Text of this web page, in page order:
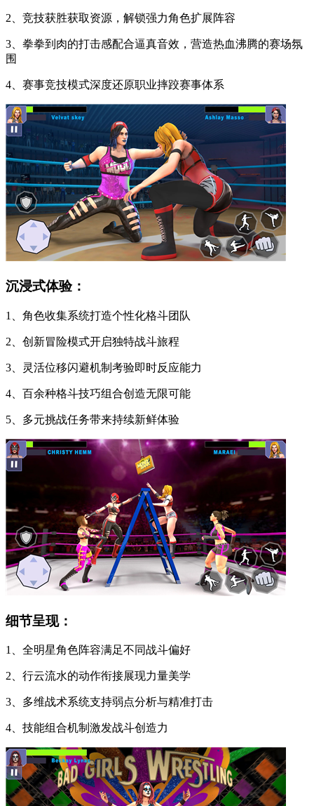
2、竞技获胜获取资源，解锁强力角色扩展阵容
3、拳拳到肉的打击感配合逼真音效，营造热血沸腾的赛场氛
围
4、赛事竞技模式深度还原职业摔跤赛事体系
沉浸式体验：
1、角色收集系统打造个性化格斗团队
2、创新冒险模式开启独特战斗旅程
3、灵活位移闪避机制考验即时反应能力
4、百余种格斗技巧组合创造无限可能
5、多元挑战任务带来持续新鲜体验
细节呈现：
1、全明星角色阵容满足不同战斗偏好
2、行云流水的动作衔接展现力量美学
3、多维战术系统支持弱点分析与精准打击
4、技能组合机制激发战斗创造力